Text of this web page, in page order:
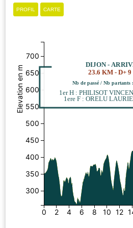
0 2 4 6 8 10 12
300
350
400
450
500
550
600
650
700
Elevation en m
DIJON -
23.6 KM - D+
Nb de passé / Nb partants
1er H : PHILISOT
1ere F : ORELU